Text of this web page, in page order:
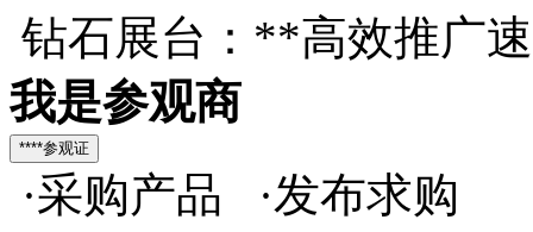
钻石展台：**高效推广
我是参观商
·采购产品 ·发布求购